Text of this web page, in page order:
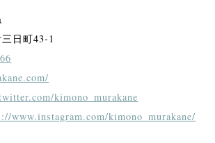
日町43-1
kimono_murakane
www.instagram.com/kimono_murakane/